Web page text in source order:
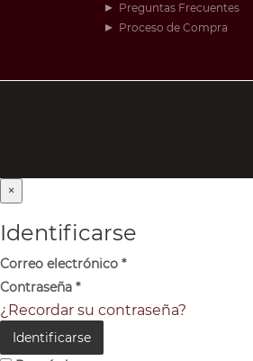
Preguntas Frecuentes
Proceso de Compra
×
Identificarse
Correo electrónico *
Contraseña *
¿Recordar su contraseña?
Identificarse